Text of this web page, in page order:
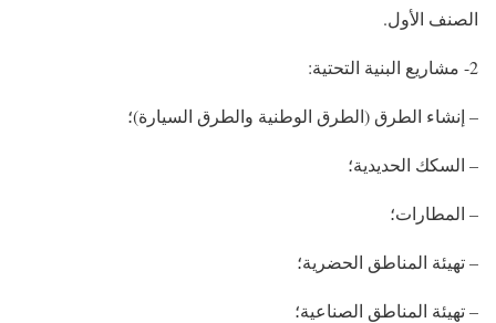
الصنف الأول.
2- مشاريع البنية التحتية:
– إنشاء الطرق (الطرق الوطنية والطرق السيارة)؛
– السكك الحديدية؛
– المطارات؛
– تهيئة المناطق الحضرية؛
– تهيئة المناطق الصناعية؛